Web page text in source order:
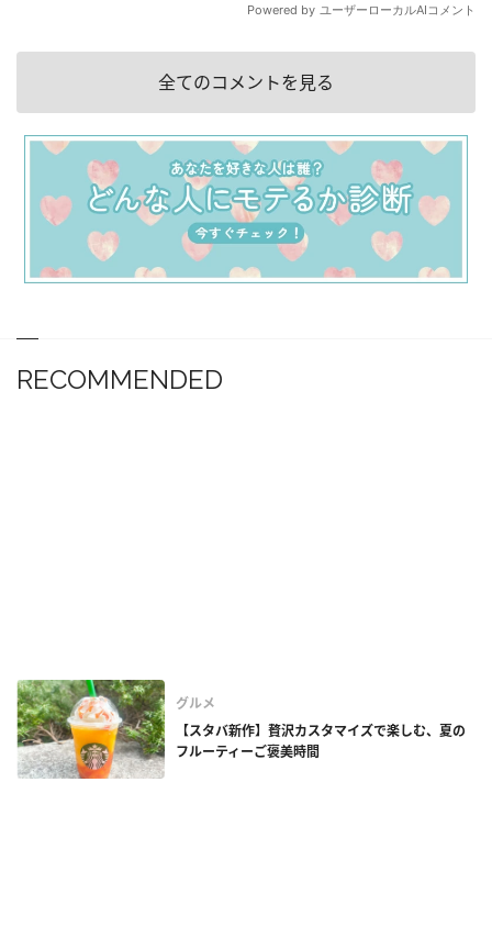
全てのコメントを見る
RECOMMENDED
グルメ
【スタバ新作】贅沢カスタマイズで楽しむ、夏の
フルーティーご褒美時間